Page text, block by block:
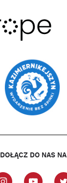
DOŁĄCZ DO NAS NA